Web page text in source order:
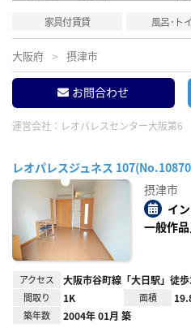
家具付賃貸 風呂･ト
大阪府 摂津市
お問合わせ
運営会社： レオパレスセンター大阪第6
レオパレスジュネス
摂津市
イ
一般作
アクセス 大阪市谷町線「大日駅」徒
間取り 1K 面積
築年数 2004年 01月 築